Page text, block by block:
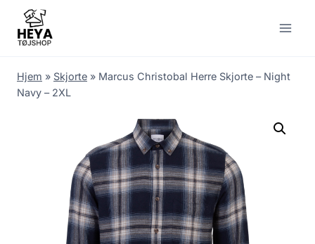
content
Hjem » Skjorte » Marcus Christobal Herre Skjorte – Night
Navy – 2XL